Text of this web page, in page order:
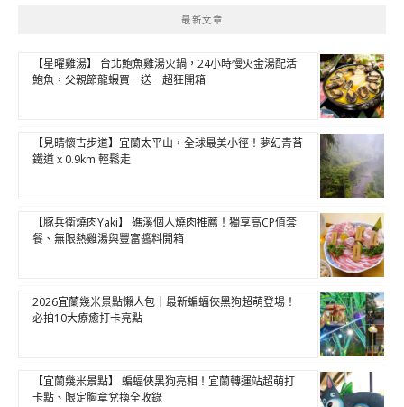
最新文章
【星曜雞湯】 台北鮑魚雞湯火鍋，24小時慢火金湯配活
鮑魚，父親節龍蝦買一送一超狂開箱
【見晴懷古步道】宜蘭太平山，全球最美小徑！夢幻青苔
鐵道 x 0.9km 輕鬆走
【豚兵衛燒肉Yaki】 礁溪個人燒肉推薦！獨享高CP值套
餐、無限熱雞湯與豐富醬料開箱
2026宜蘭幾米景點懶人包｜最新蝙蝠俠黑狗超萌登場！
必拍10大療癒打卡亮點
【宜蘭幾米景點】 蝙蝠俠黑狗亮相！宜蘭轉運站超萌打
卡點、限定胸章兌換全收錄